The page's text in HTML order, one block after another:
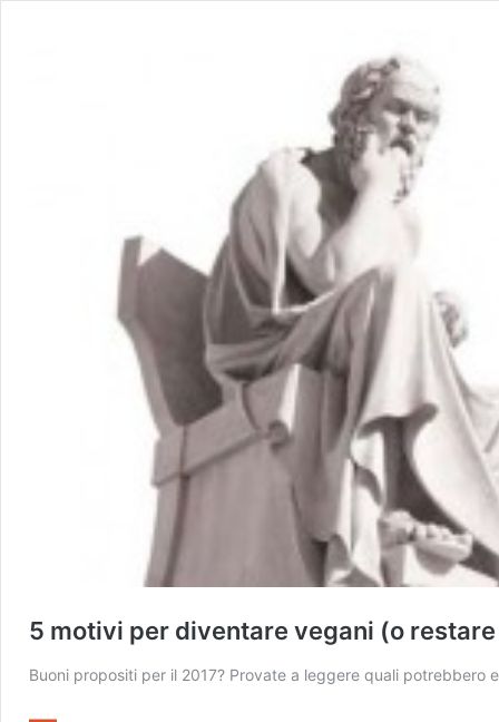
5 motivi per diventare vegani (o
Buoni propositi per il 2017? Provate a leggere quali potrebbero